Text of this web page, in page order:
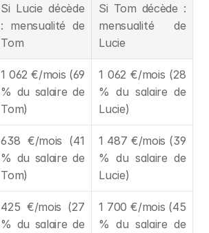
Si Lucie décède
: mensualité de
Tom
Si Tom décède :
mensualité de
Lucie
1 062 €/mois (69
% du salaire de
Tom)
1 062 €/mois (28
% du salaire de
Lucie)
638 €/mois (41
% du salaire de
Tom)
1 487 €/mois (39
% du salaire de
Lucie)
425 €/mois (27
% du salaire de
1 700 €/mois (45
% du salaire de